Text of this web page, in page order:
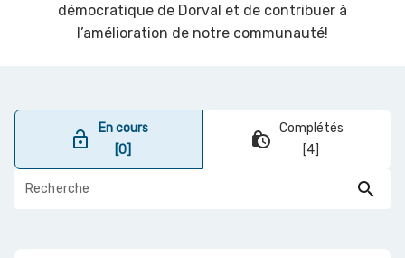
démocratique de Dorval et de contribuer à
l’amélioration de notre communauté!
lock_open
En cours
[0]
lock_clock
Complétés
[4]
search